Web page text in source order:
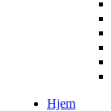
Hjem